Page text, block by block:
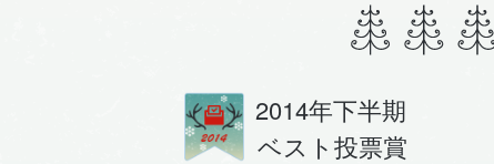
2014年下半期
ベスト投票賞